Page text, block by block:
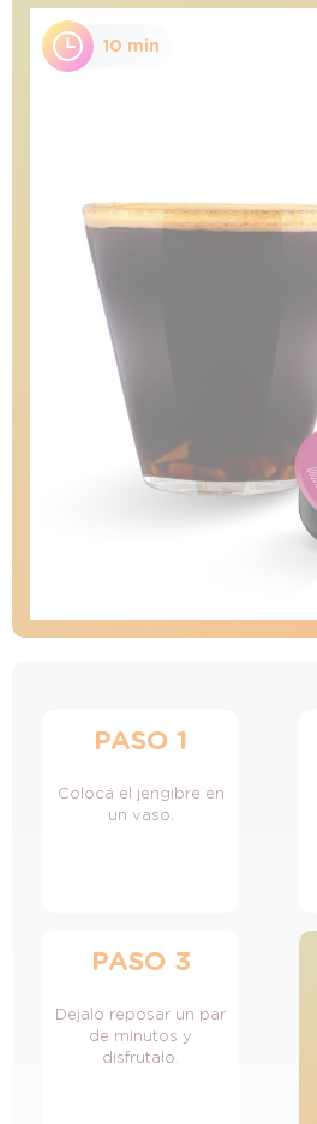
10 min
PASO 1
Colocá el jengibre en
un vaso.
PASO 3
Dejalo reposar un par
de minutos y
disfrutalo.